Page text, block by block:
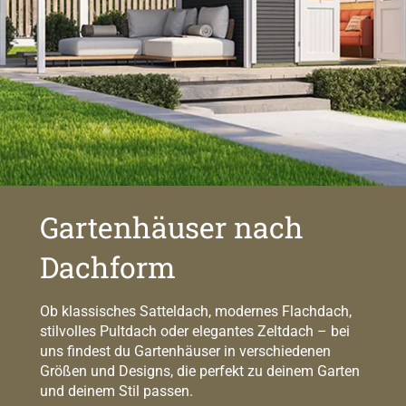
Gartenhäuser nach
Dachform
Ob klassisches Satteldach, modernes Flachdach,
stilvolles Pultdach oder elegantes Zeltdach – bei
uns findest du Gartenhäuser in verschiedenen
Größen und Designs, die perfekt zu deinem Garten
und deinem Stil passen.